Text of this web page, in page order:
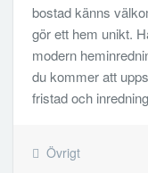
bostad känns
gör ett hem unikt.
modern
du kommer att
fristad och
Övrigt